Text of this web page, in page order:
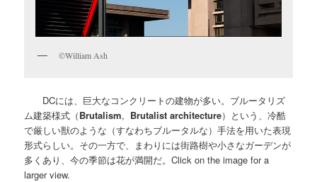
©William Ash
DCには、巨大なコンクリートの建物が多い。ブルータリズ
ム建築様式（Brutalism, Brutalist architecture）という、冷酷
で厳しい獣のような（すなわちブルータルな）手法を用いた表現
形式らしい。その一方で、まわりには街路樹や小さなガーデンが
多くあり、今の季節は花が満開だ。Click on the image for a
larger view.